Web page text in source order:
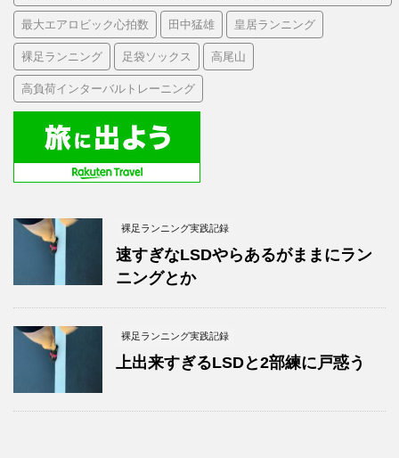
最大エアロビック心拍数 田中猛雄 皇居ランニング
裸足ランニング 足袋ソックス 高尾山
高負荷インターバルトレーニング
裸足ランニング実践記録
速すぎなLSDやらあるがままにラン
ニングとか
裸足ランニング実践記録
上出来すぎるLSDと2部練に戸惑う